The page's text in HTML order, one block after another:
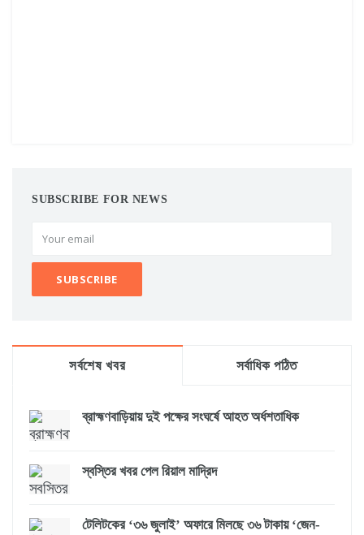
SUBSCRIBE FOR NEWS
সর্বশেষ খবর সর্বাধিক পঠিত
ব্রাহ্মণবাড়িয়ায় দুই পক্ষের সংঘর্ষে আহত অর্ধশতাধিক
স্বস্তির খবর পেল রিয়াল মাদ্রিদ
টেলিটকের ‘৩৬ জুলাই’ অফারে মিলছে ৩৬ টাকায় ‘জেন-